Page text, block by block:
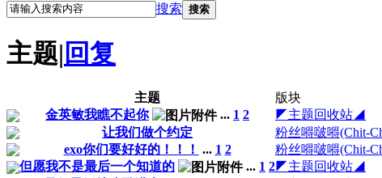
搜索 搜索
主题| 回复
主题 版块
金英敏我瞧不起你
... 1 2 ◤主题回收站◢
让我们做个约定
粉丝嘚啵嘚(Chit-
exo你们要好好的！！！ ... 1 2 粉丝嘚啵嘚(Chit-
但愿我不是最后一个知道的
... 1 2◤主题回收站◢